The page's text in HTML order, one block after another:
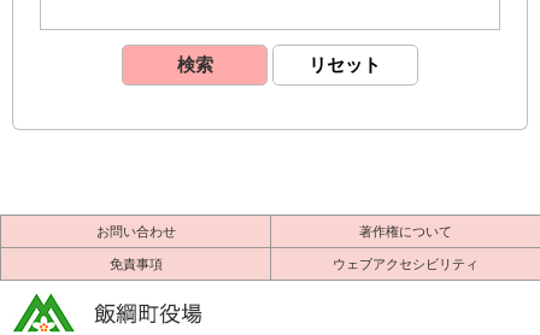
お問い合わせ 著作権について
免責事項 ウェブアクセシビリティ